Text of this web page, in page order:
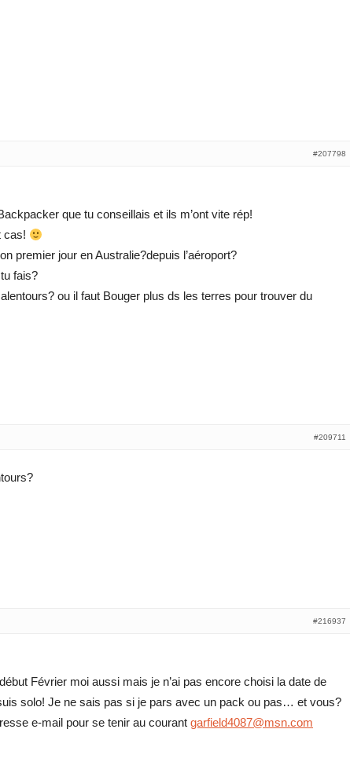
#207798
que tu conseillais et ils m’ont vite rép!
cas!
premier jour en Australie?depuis l’aéroport?
fais?
ou il faut Bouger plus ds les terres pour trouver du
#209711
#216937
début Février moi aussi mais je n’ai pas encore choisi la date de
solo! Je ne sais pas si je pars avec un pack ou pas… et vous?
e-mail pour se tenir au courant garfield4087@msn.com